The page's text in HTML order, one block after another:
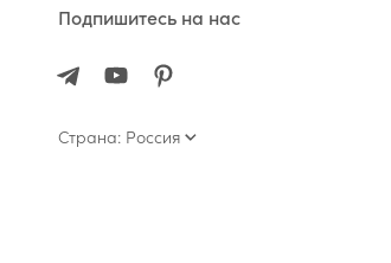
Подпишитесь на нас
Страна: Россия